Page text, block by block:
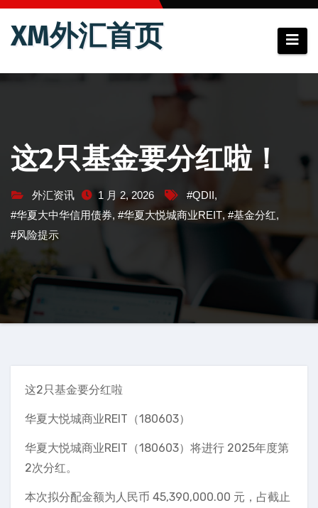
跳
XM外汇首页
这2只基金要分红啦！
外汇资讯 1 月 2, 2026 #QDII,
#华夏大中华信用债券, #华夏大悦城商业REIT,#基金分红,
#风险提示
这2只基金要分红啦
华夏大悦城商业REIT（180603）
华夏大悦城商业REIT（180603）将进行 2025年度第
2次分红。
本次拟分配金额为人民币 45,390,000.00 元，占截止